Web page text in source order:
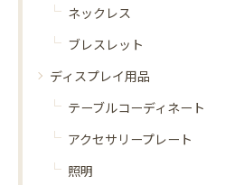
ネックレス
ブレスレット
ディスプレイ用品
テーブルコーディネート
アクセサリープレート
照明